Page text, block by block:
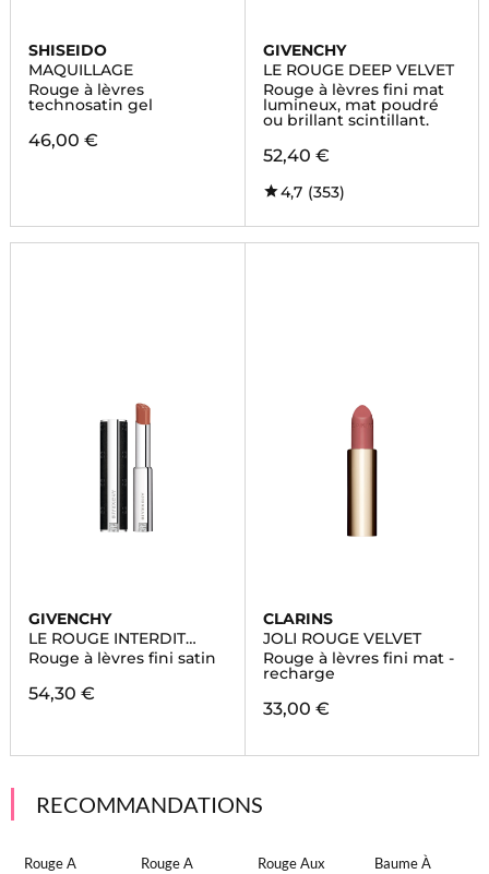
SHISEIDO
MAQUILLAGE
Rouge à lèvres
technosatin gel
46,00 €
GIVENCHY
LE ROUGE DEEP VELVET
Rouge à lèvres fini mat
lumineux, mat poudré
ou brillant scintillant.
52,40 €
4,7 (353)
GIVENCHY
LE ROUGE INTERDIT
SATIN
Rouge à lèvres fini satin
54,30 €
CLARINS
JOLI ROUGE VELVET
Rouge à lèvres fini mat -
recharge
33,00 €
RECOMMANDATIONS
Rouge A
Rouge A
Rouge Aux
Baume À